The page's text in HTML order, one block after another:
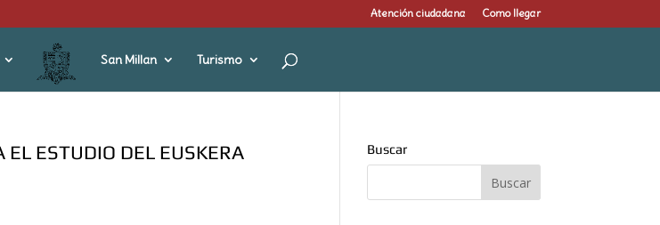
Atención ciudadana Como llegar
San Millan Turismo
ESTUDIO DEL EUSKERA
Buscar